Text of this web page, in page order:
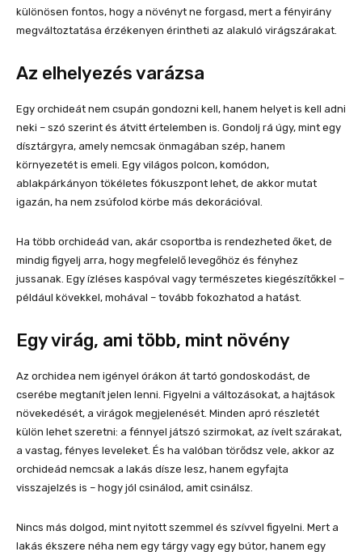
különösen fontos, hogy a növényt ne forgasd, mert a fényirány
megváltoztatása érzékenyen érintheti az alakuló virágszárakat.
Az elhelyezés varázsa
Egy orchideát nem csupán gondozni kell, hanem helyet is kell adni
neki – szó szerint és átvitt értelemben is. Gondolj rá úgy, mint egy
dísztárgyra, amely nemcsak önmagában szép, hanem
környezetét is emeli. Egy világos polcon, komódon,
ablakpárkányon tökéletes fókuszpont lehet, de akkor mutat
igazán, ha nem zsúfolod körbe más dekorációval.
Ha több orchideád van, akár csoportba is rendezheted őket, de
mindig figyelj arra, hogy megfelelő levegőhöz és fényhez
jussanak. Egy ízléses kaspóval vagy természetes kiegészítőkkel –
például kövekkel, mohával – tovább fokozhatod a hatást.
Egy virág, ami több, mint növény
Az orchidea nem igényel órákon át tartó gondoskodást, de
cserébe megtanít jelen lenni. Figyelni a változásokat, a hajtások
növekedését, a virágok megjelenését. Minden apró részletét
külön lehet szeretni: a fénnyel játszó szirmokat, az ívelt szárakat,
a vastag, fényes leveleket. És ha valóban törődsz vele, akkor az
orchideád nemcsak a lakás dísze lesz, hanem egyfajta
visszajelzés is – hogy jól csinálod, amit csinálsz.
Nincs más dolgod, mint nyitott szemmel és szívvel figyelni. Mert a
lakás ékszere néha nem egy tárgy vagy egy bútor, hanem egy